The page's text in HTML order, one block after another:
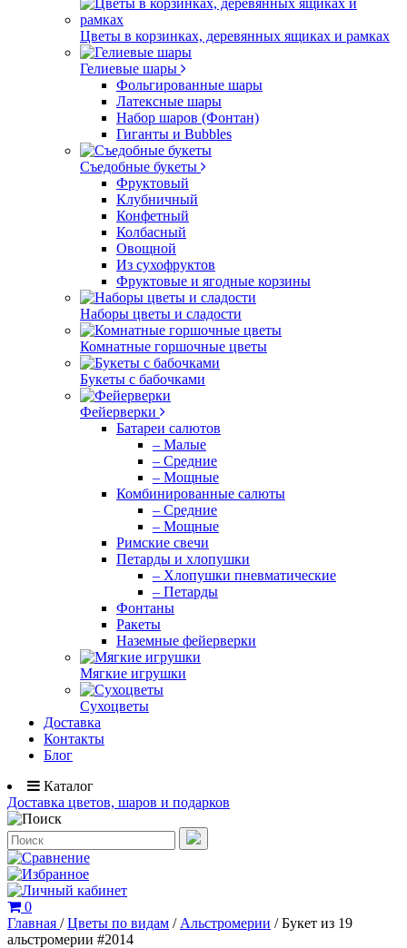
Цветы в корзинках, деревянных ящиках и рамках
Гелиевые шары
Фольгированные шары
Латексные шары
Набор шаров (Фонтан)
Гиганты и Bubbles
Съедобные букеты
Фруктовый
Клубничный
Конфетный
Колбасный
Овощной
Из сухофруктов
Фруктовые и ягодные корзины
Наборы цветы и сладости
Комнатные горшочные цветы
Букеты с бабочками
Фейерверки
Батареи салютов
– Малые
– Средние
– Мощные
Комбинированные салюты
– Средние
– Мощные
Римские свечи
Петарды и хлопушки
– Хлопушки пневматические
– Петарды
Фонтаны
Ракеты
Наземные фейерверки
Мягкие игрушки
Сухоцветы
Доставка
Контакты
Блог
Каталог
Доставка цветов, шаров и подарков
0
Главная /Цветы по видам / Альстромерии /Букет из 19
альстромерии #2014